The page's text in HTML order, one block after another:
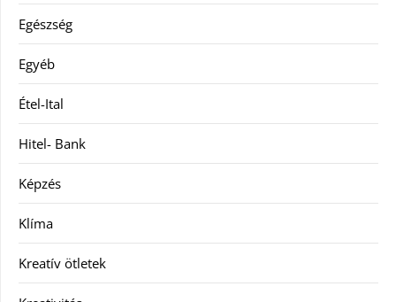
Egészség
Egyéb
Étel-Ital
Hitel- Bank
Képzés
Klíma
Kreatív ötletek